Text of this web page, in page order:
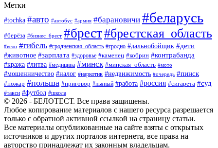
Метки
#tochka #авто #автобус #армия #барановичи #беларусь
#берёза #бизнес_брест #брест#брестская_область
#вело #гибель #гродненская_область #гродно #дальнобойщик #дети
#животное #зарплата #здоровье #каменец #кобрин #контрабанда
#кража #литва #медицина #минск #минская_область #мото
#мошенничество #налог #наркотик #недвижимость #очередь #пинск
#пожар #польша #приговор #пьяный #работа #россия #сигарета #суд
#такси #футбол #школа
© 2026 - БЕЛОТЕСТ. Все права защищены.
Любое копирование материалов с нашего ресурса разрешается
только с обратной активной ссылкой на страницу статьи.
Все материалы опубликованные на сайте взяты с открытых
источников и других порталов интернета, все права на
авторство принадлежат их законным владельцам.